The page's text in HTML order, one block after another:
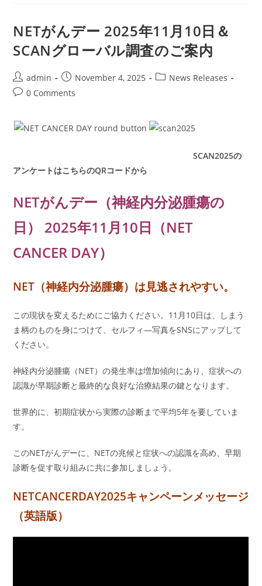
ー
ー：
25
け
ん
活
NETがんデー 2025年11月10日＆
SCANグローバル調査のご案内
Post
author:
admin
Post
published:
November 4, 2025
PostNews Releases
Post0 Comments
SCAN2025の
アンケートはこちらのQRコードから
NETがんデー（神経内分泌腫瘍の
日） 2025年11月10日（NET
CANCER DAY）
NET（神経内分泌腫瘍）は見逃されやすい。
この現状を変えるためにご協力ください。11月10日は、しまう
ま柄のものを身につけて、セルフィ―写真をSNSにアップして
ください。
神経内分泌腫瘍（NET）の発生率は増加傾向にあり、症状への
認識が早期診断と最終的な良好な治療結果の鍵となります。
世界的に、初期症状から実際の診断まで平均5年を要していま
す。
このNETがんデーに、NETの兆候と症状への認識を高め、早期
診断を促す取り組みに共に参加しましょう。
NETCANCERDAY2025キャンペーンメッセージ
（英語版）